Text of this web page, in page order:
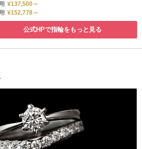
¥137,500～
¥152,778～
公式HPで指輪をもっと見る